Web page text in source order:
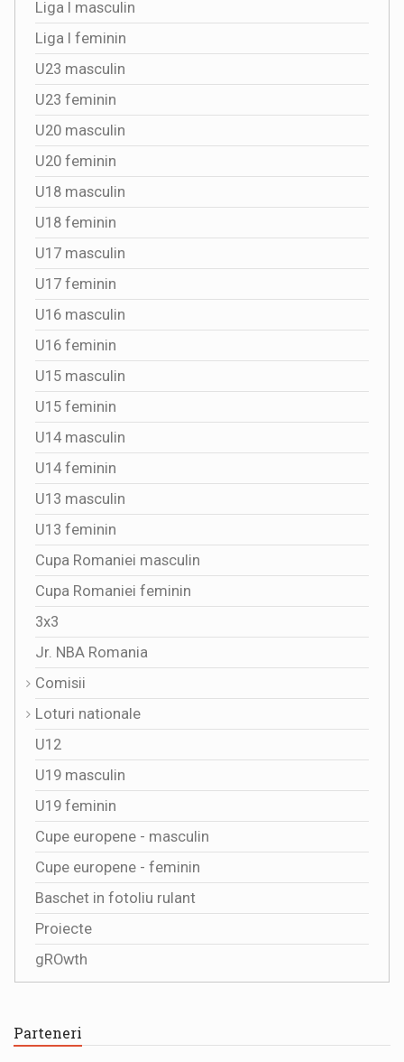
Liga I masculin
Liga I feminin
U23 masculin
U23 feminin
U20 masculin
U20 feminin
U18 masculin
U18 feminin
U17 masculin
U17 feminin
U16 masculin
U16 feminin
U15 masculin
U15 feminin
U14 masculin
U14 feminin
U13 masculin
U13 feminin
Cupa Romaniei masculin
Cupa Romaniei feminin
3x3
Jr. NBA Romania
Comisii
Loturi nationale
U12
U19 masculin
U19 feminin
Cupe europene - masculin
Cupe europene - feminin
Baschet in fotoliu rulant
Proiecte
gROwth
Parteneri